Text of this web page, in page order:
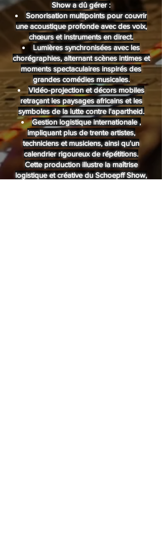
Show a dû gérer :
Sonorisation multipoints pour couvrir
une acoustique profonde avec des voix,
chœurs et instruments en direct.
Lumières synchronisées avec les
chorégraphies, alternant scènes intimes et
moments spectaculaires inspirés des
grandes comédies musicales.
Vidéo-projection et décors mobiles
retraçant les paysages africains et les
symboles de la lutte contre l'apartheid.
Gestion logistique internationale ,
impliquant plus de trente artistes,
techniciens et musiciens, ainsi qu'un
calendrier rigoureux de répétitions.
Cette production illustre la maîtrise
logistique et créative du Schoepff Show,